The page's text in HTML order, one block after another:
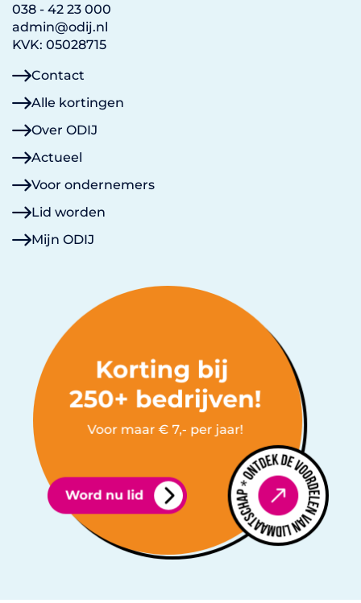
038 - 42 23 000
admin@odij.nl
KVK: 05028715
Contact
Alle kortingen
Over ODIJ
Actueel
Voor ondernemers
Lid worden
Mijn ODIJ